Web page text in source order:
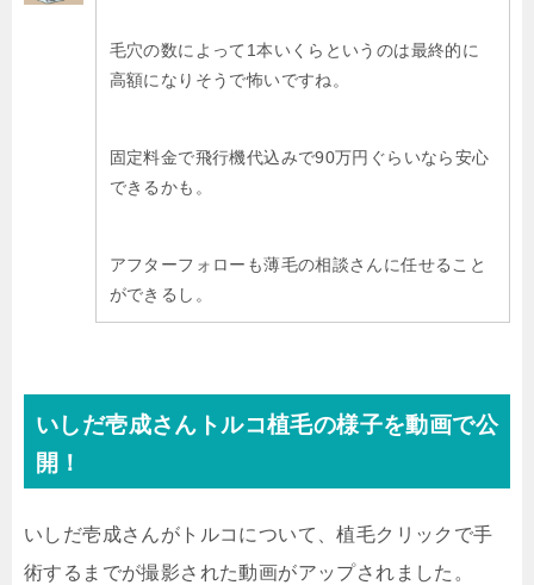
毛穴の数によって1本いくらというのは最終的に
高額になりそうで怖いですね。
固定料金で飛行機代込みで90万円ぐらいなら安心
できるかも。
アフターフォローも薄毛の相談さんに任せること
ができるし。
いしだ壱成さんトルコ植毛の様子を動画で公
開！
いしだ壱成さんがトルコについて、植毛クリックで手
術するまでが撮影された動画がアップされました。